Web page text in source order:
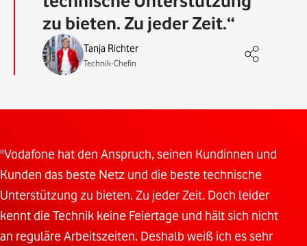
zu bieten. Zu jeder Zeit.
Tanja Richter
Technik-Chefin
"Vodafone hat den Anspruch, seinen Kundinnen und
Kunden das beste Netz und die beste technische
Unterstützung zu bieten. Zu jeder Zeit. Doch leider
kennt die Technik keine Feiertage und hält sich nicht
an reguläre Arbeitszeiten. Deshalb weiß ich es sehr